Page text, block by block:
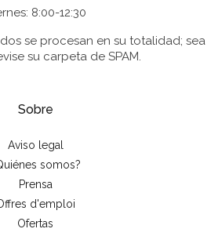
8:00-12:30
se procesan en su totalidad; sea
su carpeta de SPAM.
Sobre
Aviso legal
somos?
Prensa
d'emploi
Ofertas